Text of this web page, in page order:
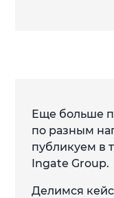
Еще больше
по разным
публикуем в
Ingate Group.
Делимся